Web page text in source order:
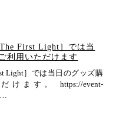
First Light］では当
利用いただけます
Light］では当日のグッズ購
けます。 https://event-